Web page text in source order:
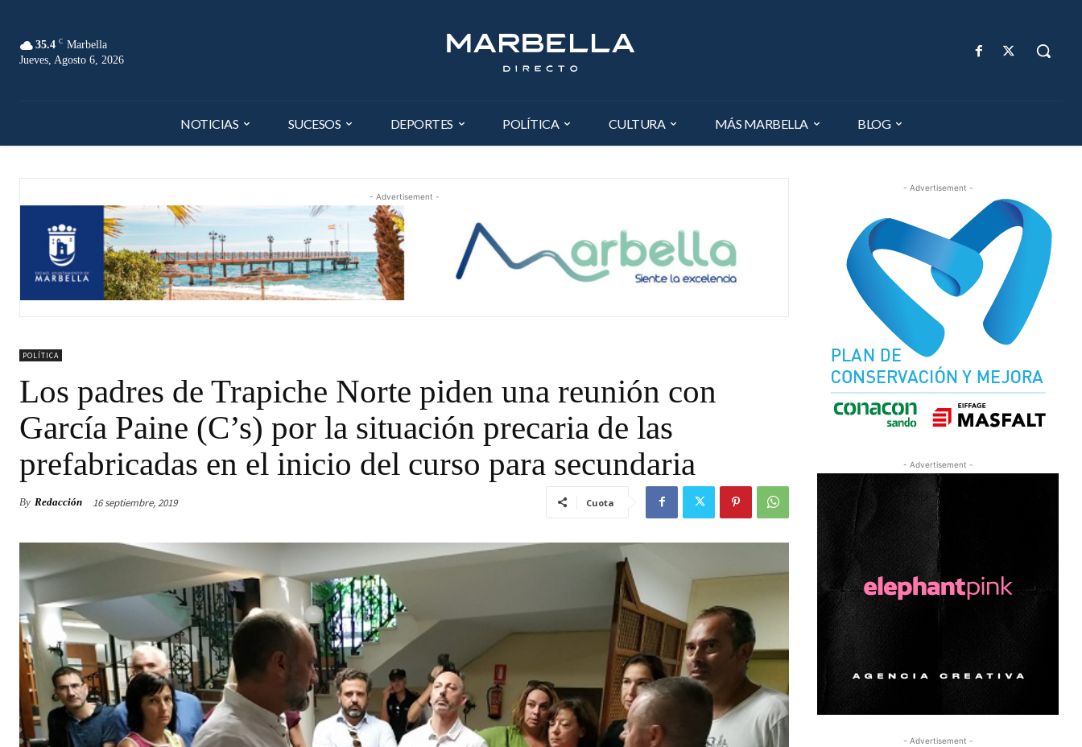
35.4 C Marbella
Jueves, Agosto 6, 2026
NOTICIAS SUCESOS DEPORTES POLÍTICA CULTURA MÁS MARBELLA BLOG
- Advertisement -
POLÍTICA
Los padres de Trapiche Norte piden una reunión con
García Paine (C’s) por la situación precaria de las
prefabricadas en el inicio del curso para secundaria
By Redacción 16 septiembre, 2019 Cuota
- Advertisement -
- Advertisement -
- Advertisement -